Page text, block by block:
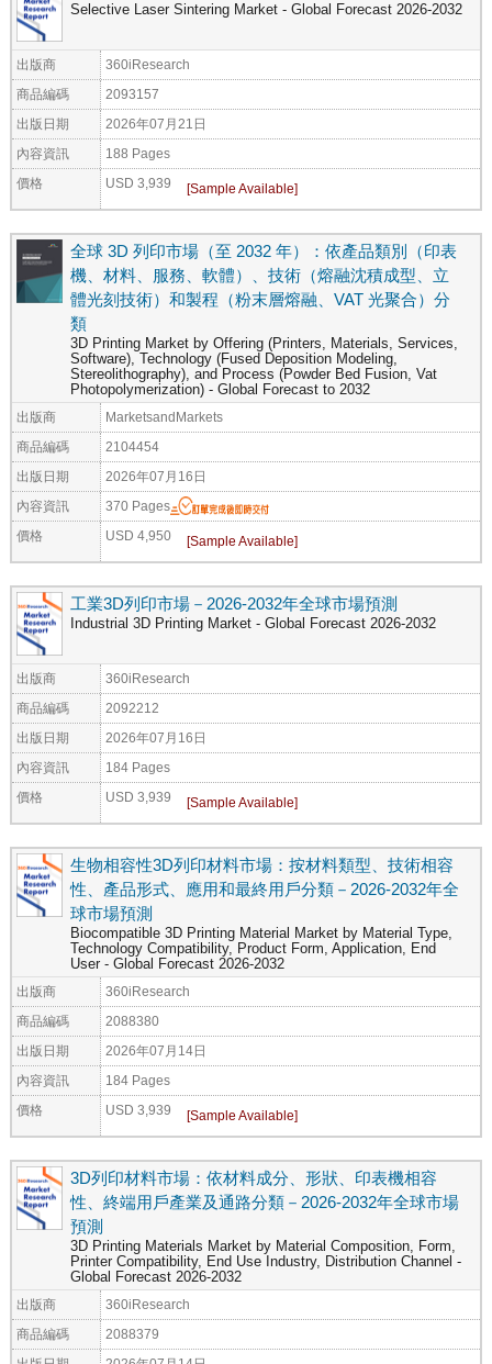
Selective Laser Sintering Market - Global Forecast 2026-2032
出版商 360iResearch
商品編碼 2093157
出版日期 2026年07月21日
內容資訊 188 Pages
價格 USD 3,939
全球 3D 列印市場（至 2032 年）：依產品類別（印表
機、材料、服務、軟體）、技術（熔融沈積成型、立
體光刻技術）和製程（粉末層熔融、VAT 光聚合）分
類
3D Printing Market by Offering (Printers, Materials, Services,
Software), Technology (Fused Deposition Modeling,
Stereolithography), and Process (Powder Bed Fusion, Vat
Photopolymerization) - Global Forecast to 2032
出版商 MarketsandMarkets
商品編碼 2104454
出版日期 2026年07月16日
內容資訊 370 Pages
價格 USD 4,950
工業3D列印市場－2026-2032年全球市場預測
Industrial 3D Printing Market - Global Forecast 2026-2032
出版商 360iResearch
商品編碼 2092212
出版日期 2026年07月16日
內容資訊 184 Pages
價格 USD 3,939
生物相容性3D列印材料市場：按材料類型、技術相容
性、產品形式、應用和最終用戶分類－2026-2032年全
球市場預測
Biocompatible 3D Printing Material Market by Material Type,
Technology Compatibility, Product Form, Application, End
User - Global Forecast 2026-2032
出版商 360iResearch
商品編碼 2088380
出版日期 2026年07月14日
內容資訊 184 Pages
價格 USD 3,939
3D列印材料市場：依材料成分、形狀、印表機相容
性、終端用戶產業及通路分類－2026-2032年全球市場
預測
3D Printing Materials Market by Material Composition, Form,
Printer Compatibility, End Use Industry, Distribution Channel -
Global Forecast 2026-2032
出版商 360iResearch
商品編碼 2088379